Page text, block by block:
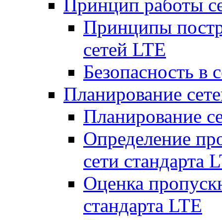
Принцип работы
Принципы
сетей LTE
Безопасность в
Планирование
Планирование
Определение
сети стандарта
Оценка
стандарта LTE